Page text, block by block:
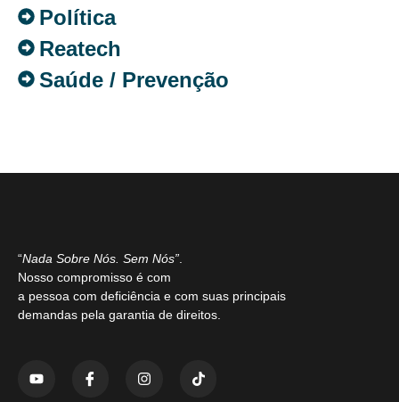
Política
Reatech
Saúde / Prevenção
“Nada Sobre Nós. Sem Nós”.
Nosso compromisso é com
a pessoa com deficiência e com suas principais
demandas pela garantia de direitos.